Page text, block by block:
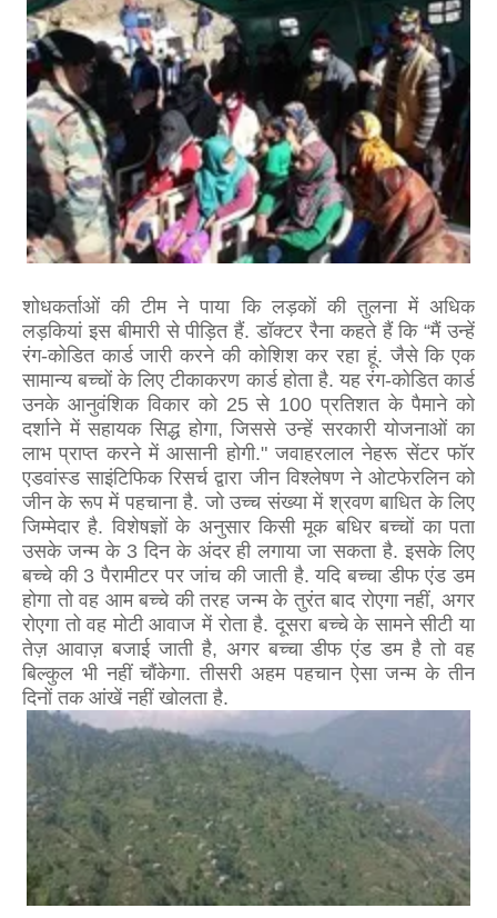
शोधकर्ताओं की टीम ने पाया कि लड़कों की तुलना में अधिक
लड़कियां इस बीमारी से पीड़ित हैं. डॉक्टर रैना कहते हैं कि “मैं उन्हें
रंग-कोडित कार्ड जारी करने की कोशिश कर रहा हूं. जैसे कि एक
सामान्य बच्चों के लिए टीकाकरण कार्ड होता है. यह रंग-कोडित कार्ड
उनके आनुवंशिक विकार को 25 से 100 प्रतिशत के पैमाने को
दर्शाने में सहायक सिद्ध होगा, जिससे उन्हें सरकारी योजनाओं का
लाभ प्राप्त करने में आसानी होगी." जवाहरलाल नेहरू सेंटर फॉर
एडवांस्ड साइंटिफिक रिसर्च द्वारा जीन विश्लेषण ने ओटफेरलिन को
जीन के रूप में पहचाना है. जो उच्च संख्या में श्रवण बाधित के लिए
जिम्मेदार है. विशेषज्ञों के अनुसार किसी मूक बधिर बच्चों का पता
उसके जन्म के 3 दिन के अंदर ही लगाया जा सकता है. इसके लिए
बच्चे की 3 पैरामीटर पर जांच की जाती है. यदि बच्चा डीफ एंड डम
होगा तो वह आम बच्चे की तरह जन्म के तुरंत बाद रोएगा नहीं, अगर
रोएगा तो वह मोटी आवाज में रोता है. दूसरा बच्चे के सामने सीटी या
तेज़ आवाज़ बजाई जाती है, अगर बच्चा डीफ एंड डम है तो वह
बिल्कुल भी नहीं चौंकेगा. तीसरी अहम पहचान ऐसा जन्म के तीन
दिनों तक आंखें नहीं खोलता है.